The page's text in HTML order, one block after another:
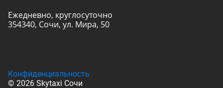
Ежедневно, круглосуточно
354340, Сочи, ул. Мира, 50
© 2026 Skytaxi Сочи
Конфиденциальность